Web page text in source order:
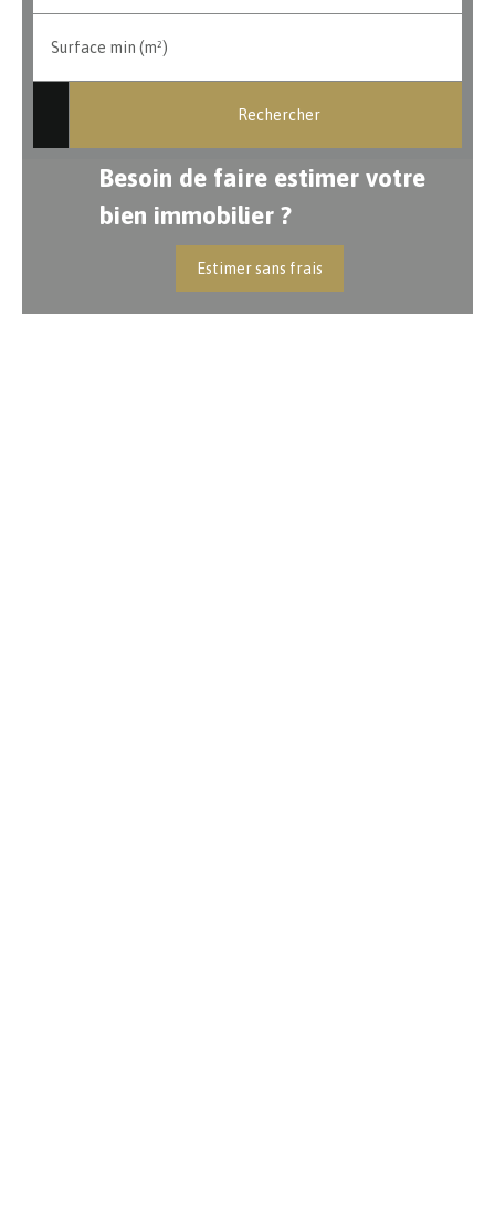
Surface min (m²)
Rechercher
Besoin de faire estimer votre
bien immobilier ?
Estimer sans frais